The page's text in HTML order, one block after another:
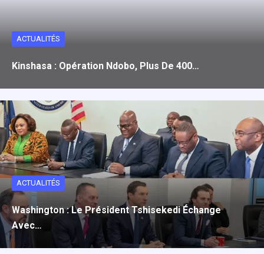
ACTUALITÉS
Kinshasa : Opération Ndobo, Plus De 400…
ACTUALITÉS
Washington : Le Président Tshisekedi Échange
Avec…